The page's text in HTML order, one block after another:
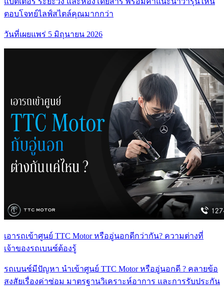
ตอบโจทย์ไลฟ์สไตล์คุณมากกว่า
วันที่เผยแพร่ 5 มิถุนายน 2026
เอารถเข้าศูนย์ TTC Motor หรืออู่นอกดีกว่ากัน? ความต่างที่
เจ้าของรถเบนซ์ต้องรู้
รถเบนซ์มีปัญหา นำเข้าศูนย์ TTC Motor หรืออู่นอกดี ? คลายข้อ
สงสัยเรื่องค่าซ่อม มาตรฐานวิเคราะห์อาการ และการรับประกัน